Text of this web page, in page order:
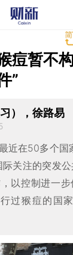
痘暂不
”
），徐路易
近在50多个国
关注的突发公
以控制进一
过猴痘的国